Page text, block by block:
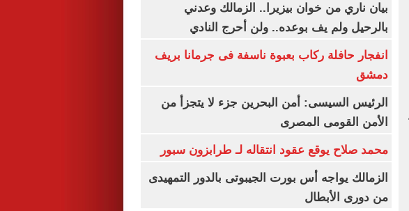
بيان ناري من خوان بيزيرا.. الزمالك وعدني
بالرحيل ولم يف بوعده.. ولن أحرج النادي
انفجار حافلة ركاب بعبوة ناسفة فى جرمانا بريف
دمشق
الرئيس السيسى: أمن البحرين جزء لا يتجزأ من
الأمن القومى المصرى
محمد صلاح يوقع عقود انتقاله لـ طرابزون سبور
الزمالك يواجه أس بورت الجيبوتى بالدور التمهيدى
من دورى الأبطال